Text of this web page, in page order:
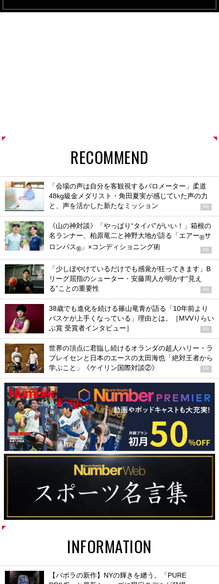
RECOMMEND
「会場の声は自分を客観視するバロメーター」柔道
48kg級金メダリスト・角田夏実が感じていた声の力
と、声を活かした新たなミッション
PR
《山の神対談》「やっぱり“タイパ”がいい！」箱根の
名ランナー、柏原竜二と神野大地が語る「エアー®サ
ロンパス® 」×コンディショニング術 PR
「少しぼやけているだけでも感覚が狂ってきます」B
リーグ屈指のシューター・安藤周人が明かす“見え
る”ことの重要性
PR
38歳でも進化を続ける篠山竜青が語る「10年前より
バスケが上手くなっている」理由とは。［MVVりらい
ぶ賞 受賞者インタビュー］
PR
世界の頂点に君臨し続けるオランダの超人ハリー・ラ
ブレイセンと日本のエースの太田海也「絶対王者から
学ぶこと」《ケイリン国際対談②》
PR
INFORMATION
【バボラの新作】NYの輝きを纏う。「PURE